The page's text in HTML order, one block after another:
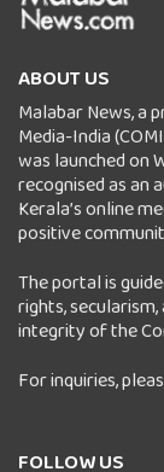
ABOUT US
Malabar News, a
Media-India
was launched on
recognised as an
Kerala’s online
positive
The portal is
rights,
integrity of the
For inquiries,
FOLLOW US